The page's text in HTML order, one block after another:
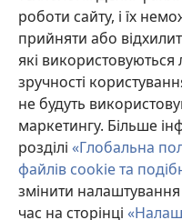
роботи сайту, і їх
прийняти або
які
зручності
не будуть
маркетингу. Більше
розділі «Глобальна
файлів cookie та
змінити
час на сторінці
Послуговуватися цим сайтом
Налаштування
Copyright© 2026 Watch Tower
УМОВИ ВИКОРИСТАННЯ